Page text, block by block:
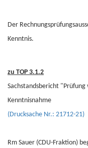
Der
Kenntnis.
zu TOP 3.1.2
Sachstandsbericht
Kenntnisnahme
(Drucksache Nr.: 21712-21)
Rm Sauer (CDU-Fraktion)